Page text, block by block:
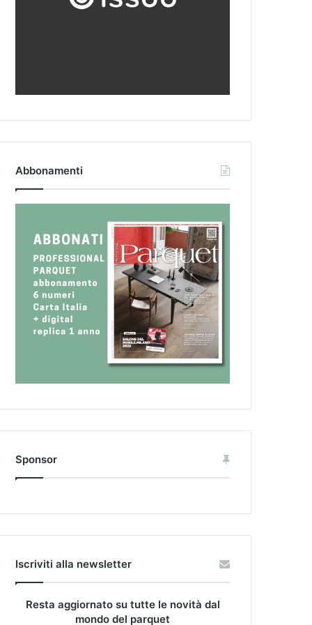
Abbonamenti
Sponsor
Iscriviti alla newsletter
Resta aggiornato su tutte le novità dal
mondo del parquet